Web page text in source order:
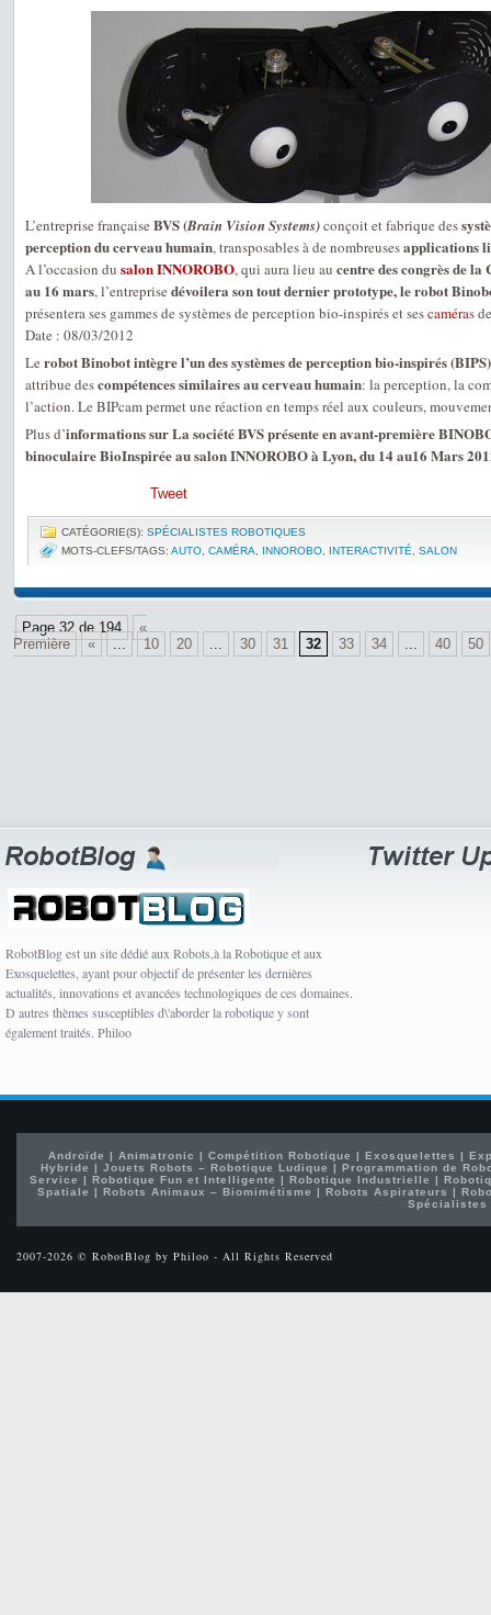
L’entreprise française BVS (Brain Vision Systems)conçoit et fabrique des
perception du cerveau humain, transposables à de nombreusesapplications
A l’occasion du salonINNOROBO, qui aura lieu au centre des congrès de
au 16 mars, l’entreprise dévoilera son tout dernier prototype, le robot
présentera ses gammes de systèmes de perception bio-inspirés et sescaméras
Date : 08/03/2012
Le robot Binobot intègre l’un des systèmes de perception bio-inspirés (BIPS)
attribue descompétences similaires au cerveau humain: la perception, la
l’action. Le BIPcam permet une réaction en temps réel aux couleurs,
Plus d’informations sur La société BVS présente en avant-première
binoculaire BioInspirée au salon INNOROBO à Lyon, du 14 au16 Mars
Tweet
CATÉGORIE(S): SPÉCIALISTES ROBOTIQUES
MOTS-CLEFS/TAGS: AUTO CAMÉRA INNOROBO INTERACTIVITÉ SALON
Page 32 de 194
«
Première
« ... 10 20 ... 30 31 32 33 34 ... 40 50
RobotBlog est un site dédié aux Robots,à la Robotique et aux
Exosquelettes, ayant pour objectif de présenter les dernières
actualités, innovations et avancées technologiques de ces domaines.
D autres thèmes susceptibles d\'aborder la robotique y sont
également traités. Philoo
Androïde | Animatronic | Compétition Robotique | Exosquelettes |
Hybride |Jouets Robots – Robotique Ludique |Programmation de
Service | Robotique Fun et Intelligente | Robotique Industrielle |
Spatiale | Robots Animaux – Biomimétisme | Robots Aspirateurs |
Spécialistes
2007-2026 © RobotBlog by Philoo - All Rights Reserved